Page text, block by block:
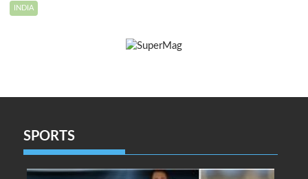
INDIA
SPORTS